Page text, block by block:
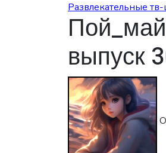
Развлекательные
выпуск